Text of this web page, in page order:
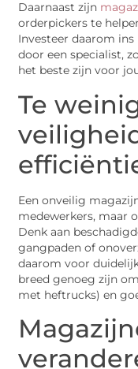
Daarnaast zijn
orderpickers te
Investeer daarom ins
door een specialist,
het beste zijn voor
Te
Een onveilig
medewerkers, maar
Denk aan
gangpaden of
daarom voor
breed genoeg zijn
met heftrucks) en